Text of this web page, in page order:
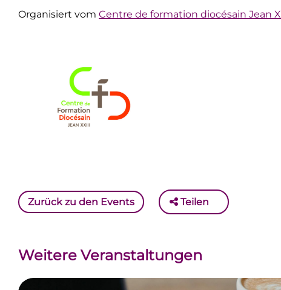
Organisiert vom Centre de formation diocésain Jean
Zurück zu den Events Teilen
Weitere Veranstaltungen